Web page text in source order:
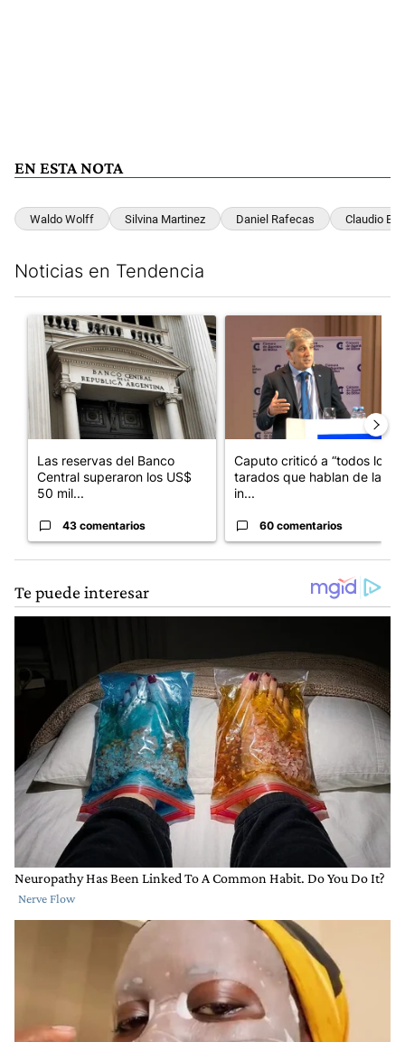
EN ESTA NOTA
Waldo Wolff Silvina Martinez Daniel Rafecas Claudio
Noticias en Tendencia
Un artículo de tendencia con el título "Las reservas del Banco
Las reservas del Banco
Central superaron los US$
50 mil...
43 comentarios
Caputo criticó a “todos los
tarados que hablan de la
in...
60 comentarios